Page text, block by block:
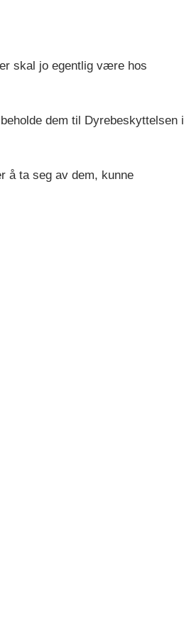
skal jo egentlig være hos
dem til Dyrebeskyttelsen i
å ta seg av dem, kunne